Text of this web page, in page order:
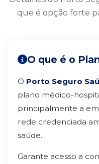
que é opção forte
O que é o
O Porto Seguro
plano médico-
principalmente a
rede credenciada
saúde.
Garante acesso a